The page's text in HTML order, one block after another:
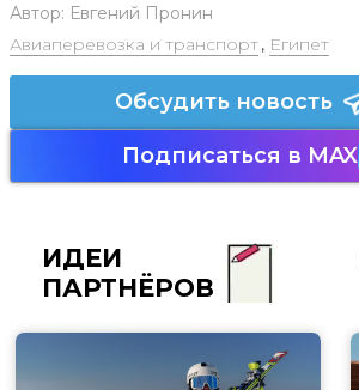
Автор: Евгений Пронин
Авиаперевозка и транспорт, Египет
Обсудить новость
Подписаться в MAX
ИДЕИ
ПАРТНЁРОВ